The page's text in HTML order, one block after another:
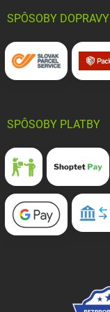
SPÔSOBY DOPRAVY
SPÔSOBY PLATBY